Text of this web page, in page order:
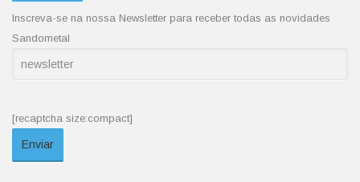
Inscreva-se na nossa Newsletter para receber todas as novidades
Sandometal
[recaptcha size:compact]